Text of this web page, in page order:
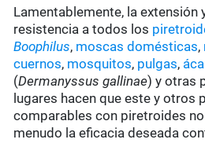
Lamentablemente, la extensión
resistencia a todos los
Boophilus, moscas domésticas,
cuernos, mosquitos, pulgas,
(Dermanyssus gallinae) y otras
lugares hacen que este y otros
comparables con piretroides
menudo la eficacia deseada